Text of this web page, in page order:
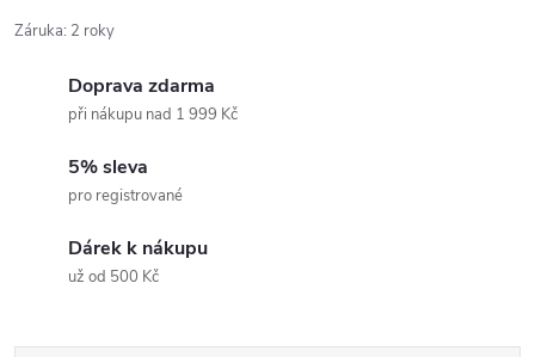
Záruka: 2 roky
Doprava zdarma
při nákupu nad 1 999 Kč
5% sleva
pro registrované
Dárek k nákupu
už od 500 Kč